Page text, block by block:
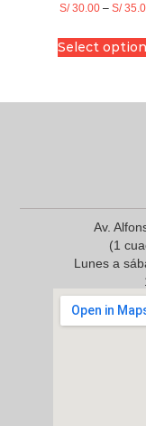
S/30.00 – S/
Select
Av.
(1
Lunes a